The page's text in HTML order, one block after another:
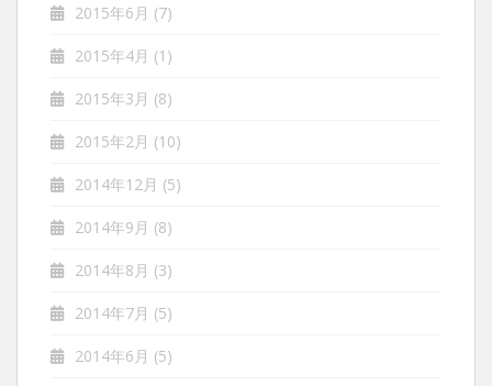
2015年6月 (7)
2015年4月 (1)
2015年3月 (8)
2015年2月 (10)
2014年12月 (5)
2014年9月 (8)
2014年8月 (3)
2014年7月 (5)
2014年6月 (5)